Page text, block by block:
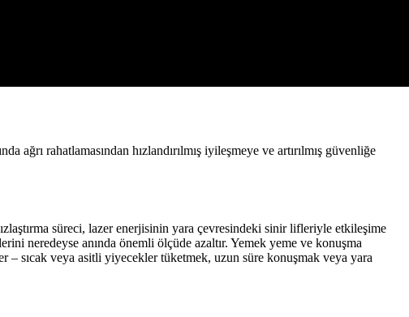
rahatlamasından hızlandırılmış iyileşmeye ve artırılmış güvenliğe
süreci, lazer enerjisinin yara çevresindeki sinir lifleriyle etkileşime
neredeyse anında önemli ölçüde azaltır. Yemek yeme ve konuşma
– sıcak veya asitli yiyecekler tüketmek, uzun süre konuşmak veya yara